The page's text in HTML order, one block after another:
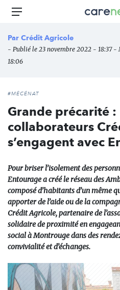
Aller
principal
des
Menu
Par Crédit Agricole
- Publié le 23 novembre 2022 - 18:37
18:06
#MÉCÉNAT
Grande précarité :
collaborateurs
s’engagent avec
Pour briser l’isolement des
Entourage a créé le réseau des
composé d’habitants d’un même
apporter de l’aide ou de la
Crédit Agricole, partenaire de
solidaire de proximité en
social à Montrouge dans des
convivialité et d’échanges.